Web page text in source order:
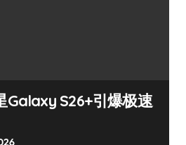
Galaxy S26+引爆极速